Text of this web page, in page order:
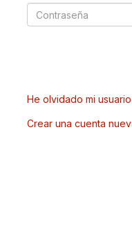
He olvidado mi
Crear una cuenta